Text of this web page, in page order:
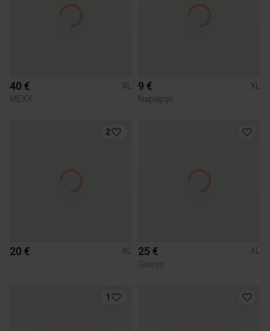
40 €
XL
MEXX
9 €
XL
Napapijri
2
20 € XL 25 €
XL
Guess
1